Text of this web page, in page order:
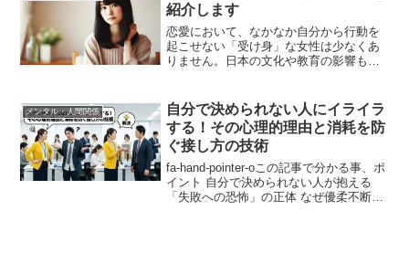
紹介します
恋愛において、なかなか自分から行動を
起こせない「受け身」な女性は少なくあ
りません。日本の文化や教育の影響もあ
では時に自分からの一歩が成功に繋がる
大切な要素となります。こ...
メンタル・人間関係
自分で決められない人にイライラ
する！その心理的理由と消耗を防
ぐ接し方の技術
fa-hand-pointer-oこの記事で分かる事、ポ
イント 自分で決められない人が抱える
「失敗への恐怖」の正体 なぜ優柔不断な